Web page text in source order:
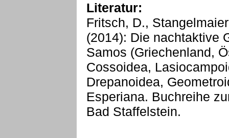
Literatur:
Fritsch, D.,
(2014): Die nachtaktive
Samos (Griechenland,
Cossoidea,
Drepanoidea,
Esperiana. Buchreihe
Bad Staffelstein.